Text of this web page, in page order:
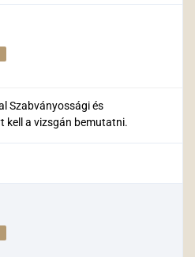
Szabványossági és
kell a vizsgán bemutatni.